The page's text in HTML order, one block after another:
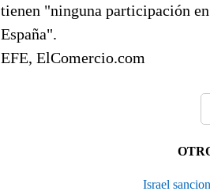
tienen "ninguna participación
España".
EFE, ElComercio.com
Israel